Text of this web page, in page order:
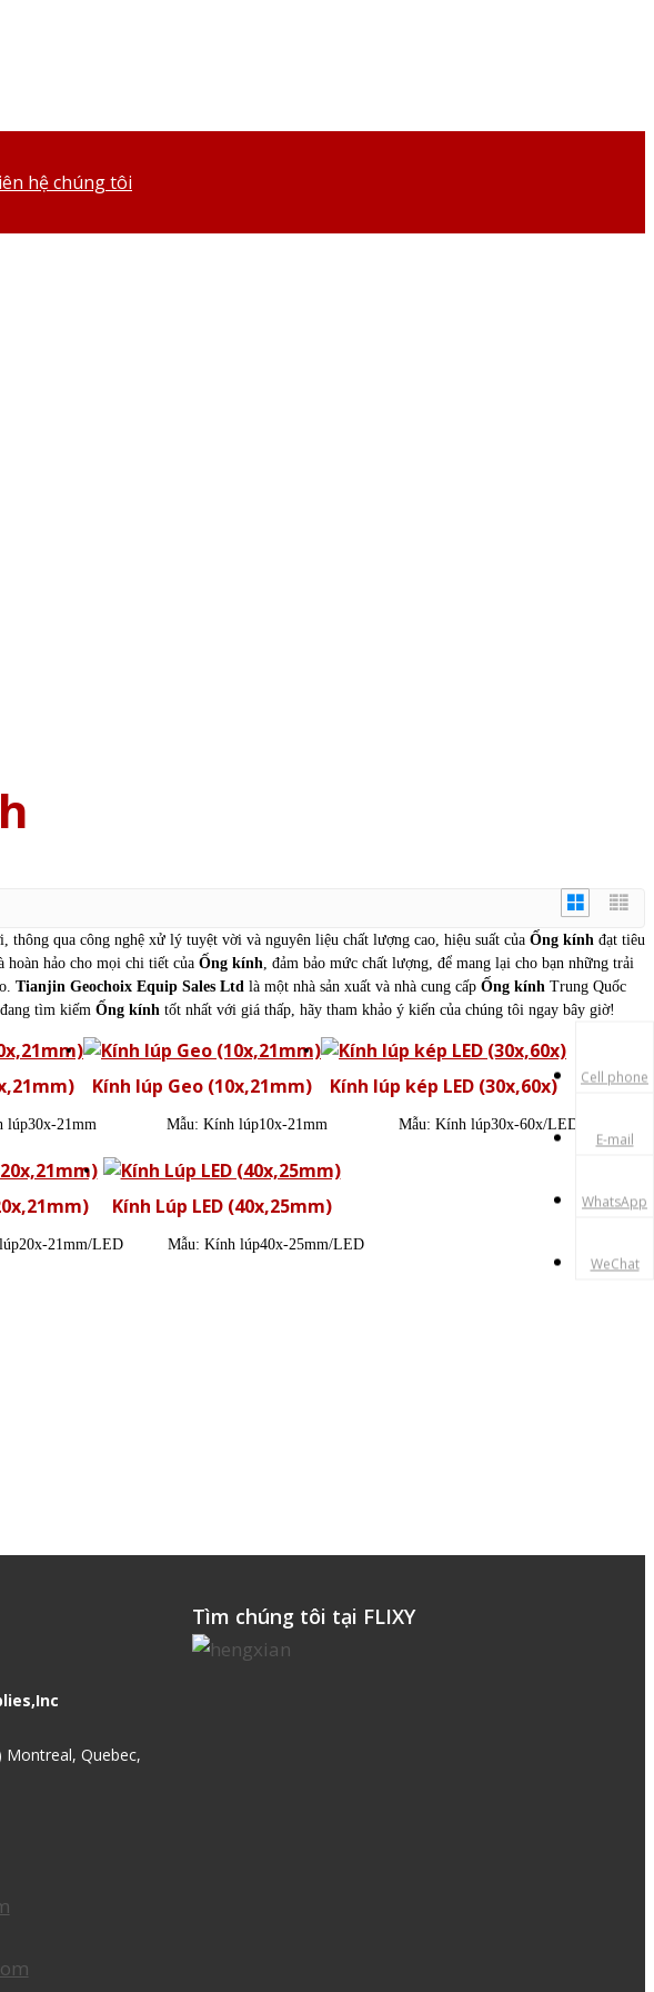
hệ chúng tôi
thông qua công nghệ xử lý tuyệt vời và nguyên liệu chất lượng cao, hiệu suất của Ống kính đạt tiêu
hoàn hảo cho mọi chi tiết của Ống kính , đảm bảo mức chất lượng, để mang lại cho bạn những trải
Tianjin Geochoix Equip Sales Ltd là một nhà sản xuất và nhà cung cấp Ống kính Trung Quốc
tìm kiếm Ống kính tốt nhất với giá thấp, hãy tham khảo ý kiến ​​của chúng tôi ngay bây giờ!
lúp30x-21mm
Kính lúp Geo (10x,21mm)
Mẫu: Kính lúp10x-21mm
Kính lúp kép LED (30x,60x)
Mẫu: Kính lúp30x-60x/LED
21mm/LED
Kính Lúp LED (40x,25mm)
Mẫu: Kính lúp40x-25mm/LED
Cell phone
E-mail
WhatsApp
WeChat
Quebec,
Tìm chúng tôi tại FLIXY